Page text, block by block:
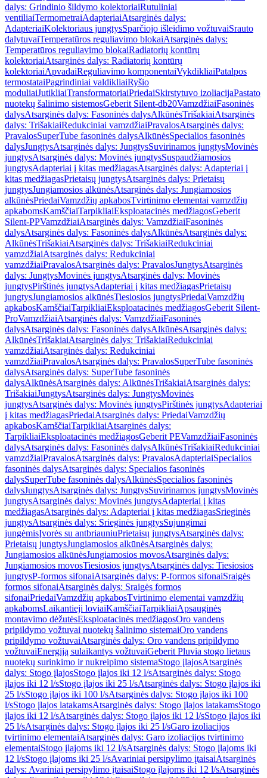
dalys: Grindinio šildymo kolektoriaiRutuliniai
ventiliaiTermometraiAdapteriaiAtsarginės dalys:
AdapteriaiKolektoriaus jungtysSparčiojo išleidimo vožtuvaiSrauto
dalytuvaiTemperatūros reguliavimo blokaiAtsarginės dalys:
Temperatūros reguliavimo blokaiRadiatorių kontūrų
kolektoriaiAtsarginės dalys: Radiatorių kontūrų
kolektoriaiApvadaiReguliavimo komponentaiVykdikliaiPatalpos
termostataiPagrindiniai valdikliaiRyšio
moduliaiJutikliaiTransformatoriaiPriedaiSkirstytuvo izoliacijaPastato
nuotekų šalinimo sistemosGeberit Silent-db20VamzdžiaiFasoninės
dalysAtsarginės dalys: Fasoninės dalysAlkūnėsTrišakiaiAtsarginės
dalys: TrišakiaiRedukciniai vamzdžiaiPravalosAtsarginės dalys:
PravalosSuperTube fasoninės dalysAlkūnėsSpecialios fasoninės
dalysJungtysAtsarginės dalys: JungtysSuvirinamos jungtysMovinės
jungtysAtsarginės dalys: Movinės jungtysSuspaudžiamosios
jungtysAdapteriai į kitas medžiagasAtsarginės dalys: Adapteriai į
kitas medžiagasPrietaisų jungtysAtsarginės dalys: Prietaisų
jungtysJungiamosios alkūnėsAtsarginės dalys: Jungiamosios
alkūnėsPriedaiVamzdžių apkabosTvirtinimo elementai vamzdžių
apkabomsKamščiaiTarpikliaiEksploatacinės medžiagosGeberit
Silent-PPVamzdžiaiAtsarginės dalys: VamzdžiaiFasoninės
dalysAtsarginės dalys: Fasoninės dalysAlkūnėsAtsarginės dalys:
AlkūnėsTrišakiaiAtsarginės dalys: TrišakiaiRedukciniai
vamzdžiaiAtsarginės dalys: Redukciniai
vamzdžiaiPravalosAtsarginės dalys: PravalosJungtysAtsarginės
dalys: JungtysMovinės jungtysAtsarginės dalys: Movinės
jungtysPirštinės jungtysAdapteriai į kitas medžiagasPrietaisų
jungtysJungiamosios alkūnėsTiesiosios jungtysPriedaiVamzdžių
apkabosKamščiaiTarpikliaiEksploatacinės medžiagosGeberit Silent-
ProVamzdžiaiAtsarginės dalys: VamzdžiaiFasoninės
dalysAtsarginės dalys: Fasoninės dalysAlkūnėsAtsarginės dalys:
AlkūnėsTrišakiaiAtsarginės dalys: TrišakiaiRedukciniai
vamzdžiaiAtsarginės dalys: Redukciniai
vamzdžiaiPravalosAtsarginės dalys: PravalosSuperTube fasoninės
dalysAtsarginės dalys: SuperTube fasoninės
dalysAlkūnėsAtsarginės dalys: AlkūnėsTrišakiaiAtsarginės dalys:
TrišakiaiJungtysAtsarginės dalys: JungtysMovinės
jungtysAtsarginės dalys: Movinės jungtysPirštinės jungtysAdapteriai
į kitas medžiagasPriedaiAtsarginės dalys: PriedaiVamzdžių
apkabosKamščiaiTarpikliaiAtsarginės dalys:
TarpikliaiEksploatacinės medžiagosGeberit PEVamzdžiaiFasoninės
dalysAtsarginės dalys: Fasoninės dalysAlkūnėsTrišakiaiRedukciniai
vamzdžiaiPravalosAtsarginės dalys: PravalosAdapteriaiSpecialios
fasoninės dalysAtsarginės dalys: Specialios fasoninės
dalysSuperTube fasoninės dalysAlkūnėsSpecialios fasoninės
dalysJungtysAtsarginės dalys: JungtysSuvirinamos jungtysMovinės
jungtysAtsarginės dalys: Movinės jungtysAdapteriai į kitas
medžiagasAtsarginės dalys: Adapteriai į kitas medžiagasSrieginės
jungtysAtsarginės dalys: Srieginės jungtysSujungimai
jungėmisĮvorės su antbriauniuPrietaisų jungtysAtsarginės dalys:
Prietaisų jungtysJungiamosios alkūnėsAtsarginės dalys:
Jungiamosios alkūnėsJungiamosios movosAtsarginės dalys:
Jungiamosios movosTiesiosios jungtysAtsarginės dalys: Tiesiosios
jungtysP-formos sifonaiAtsarginės dalys: P-formos sifonaiSraigės
formos sifonaiAtsarginės dalys: Sraigės formos
sifonaiPriedaiVamzdžių apkabosTvirtinimo elementai vamzdžių
apkabomsLaikantieji loviaiKamščiaiTarpikliaiApsauginės
montavimo dėžutėsEksploatacinės medžiagosOro vandens
pripildymo vožtuvai nuotekų šalinimo sistemaiOro vandens
pripildymo vožtuvaiAtsarginės dalys: Oro vandens pripildymo
vožtuvaiEnergiją sulaikantys vožtuvaiGeberit Pluvia stogo lietaus
nuotekų surinkimo ir nukreipimo sistemaStogo įlajosAtsarginės
dalys: Stogo įlajosStogo įlajos iki 12 l/sAtsarginės dalys: Stogo
įlajos iki 12 l/sStogo įlajos iki 25 l/sAtsarginės dalys: Stogo įlajos iki
25 l/sStogo įlajos iki 100 l/sAtsarginės dalys: Stogo įlajos iki 100
l/sStogo įlajos latakamsAtsarginės dalys: Stogo įlajos latakamsStogo
įlajos iki 12 l/sAtsarginės dalys: Stogo įlajos iki 12 l/sStogo įlajos iki
25 l/sAtsarginės dalys: Stogo įlajos iki 25 l/sGaro izoliacijos
tvirtinimo elementaiAtsarginės dalys: Garo izoliacijos tvirtinimo
elementaiStogo įlajoms iki 12 l/sAtsarginės dalys: Stogo įlajoms iki
12 l/sStogo įlajoms iki 25 l/sAvariniai persipylimo įtaisaiAtsarginės
dalys: Avariniai persipylimo įtaisaiStogo įlajoms iki 12 l/sAtsarginės